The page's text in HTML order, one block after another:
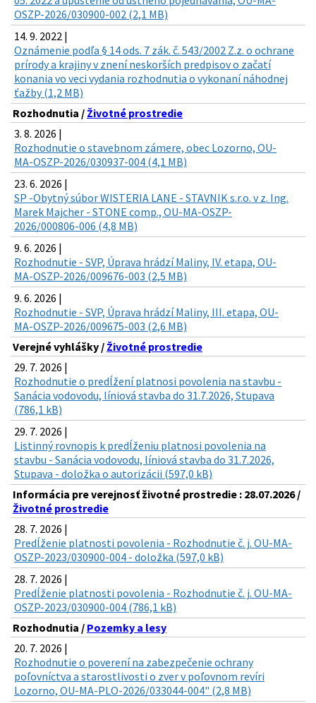
OSZP-2026/030900-002 (2,1 MB)
14. 9. 2022 |
Oznámenie podľa § 14 ods. 7 zák. č. 543/2002 Z.z. o ochrane
prírody a krajiny v znení neskorších predpisov o začatí
konania vo veci vydania rozhodnutia o vykonaní náhodnej
ťažby (1,2 MB)
Rozhodnutia / Životné prostredie
3. 8. 2026 |
Rozhodnutie o stavebnom zámere, obec Lozorno, OU-
MA-OSZP-2026/030937-004 (4,1 MB)
23. 6. 2026 |
SP -Obytný súbor WISTERIA LANE - STAVNIK s.r.o. v z. Ing.
Marek Majcher - STONE comp., OU-MA-OSZP-
2026/000806-006 (4,8 MB)
9. 6. 2026 |
Rozhodnutie - SVP, Úprava hrádzí Maliny, IV. etapa, OU-
MA-OSZP-2026/009676-003 (2,5 MB)
9. 6. 2026 |
Rozhodnutie - SVP, Úprava hrádzí Maliny, III. etapa, OU-
MA-OSZP-2026/009675-003 (2,6 MB)
Verejné vyhlášky / Životné prostredie
29. 7. 2026 |
Rozhodnutie o predĺžení platnosi povolenia na stavbu -
Sanácia vodovodu, líniová stavba do 31.7.2026, Stupava
(786,1 kB)
29. 7. 2026 |
Listinný rovnopis k predĺženiu platnosi povolenia na
stavbu - Sanácia vodovodu, líniová stavba do 31.7.2026,
Stupava - doložka o autorizácii (597,0 kB)
Informácia pre verejnosť životné prostredie : 28.07.2026 /
Životné prostredie
28. 7. 2026 |
Predĺženie platnosti povolenia - Rozhodnutie č. j. OU-MA-
OSZP-2023/030900-004 - doložka (597,0 kB)
28. 7. 2026 |
Predĺženie platnosti povolenia - Rozhodnutie č. j. OU-MA-
OSZP-2023/030900-004 (786,1 kB)
Rozhodnutia / Pozemky a lesy
20. 7. 2026 |
Rozhodnutie o poverení na zabezpečenie ochrany
poľovníctva a starostlivosti o zver v poľovnom revíri
Lozorno, OU-MA-PLO-2026/033044-004" (2,8 MB)